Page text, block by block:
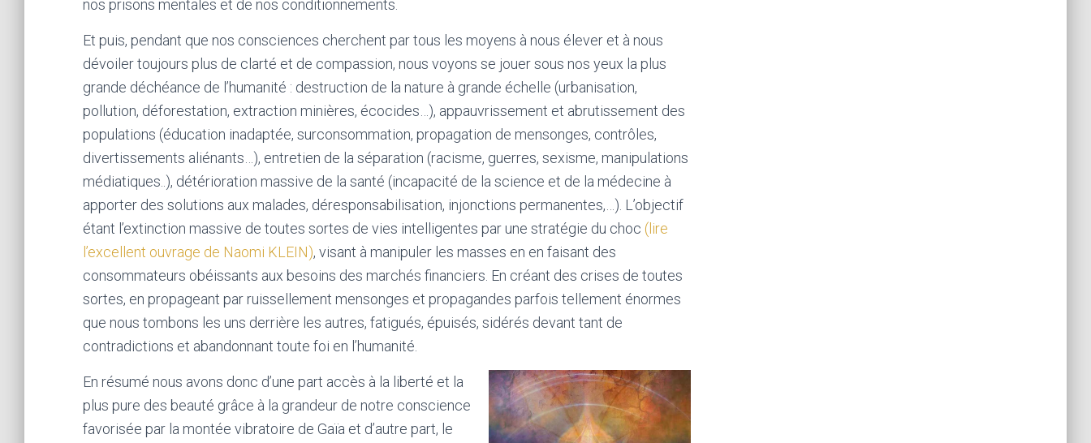
nos prisons mentales et de nos conditionnements.
Et puis, pendant que nos consciences cherchent par tous les moyens à nous élever et à nous
dévoiler toujours plus de clarté et de compassion, nous voyons se jouer sous nos yeux la plus
grande déchéance de l’humanité : destruction de la nature à grande échelle (urbanisation,
pollution, déforestation, extraction minières, écocides…), appauvrissement et abrutissement des
populations (éducation inadaptée, surconsommation, propagation de mensonges, contrôles,
divertissements aliénants…), entretien de la séparation (racisme, guerres, sexisme, manipulations
médiatiques..), détérioration massive de la santé (incapacité de la science et de la médecine à
apporter des solutions aux malades, déresponsabilisation, injonctions permanentes,…). L’objectif
étant l’extinction massive de toutes sortes de vies intelligentes par une stratégie du choc ( lire
l’excellent ouvrage de Naomi KLEIN), visant à manipuler les masses en en faisant des
consommateurs obéissants aux besoins des marchés financiers. En créant des crises de toutes
sortes, en propageant par ruissellement mensonges et propagandes parfois tellement énormes
que nous tombons les uns derrière les autres, fatigués, épuisés, sidérés devant tant de
contradictions et abandonnant toute foi en l’humanité.
En résumé nous avons donc d’une part accès à la liberté et la
plus pure des beauté grâce à la grandeur de notre conscience
favorisée par la montée vibratoire de Gaïa et d’autre part, le